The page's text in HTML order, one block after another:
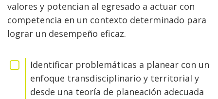
valores y potencian al egresado a actuar con
competencia en un contexto determinado para
lograr un desempeño eficaz.
Identificar problemáticas a planear con un
enfoque transdisciplinario y territorial y
desde una teoría de planeación adecuada